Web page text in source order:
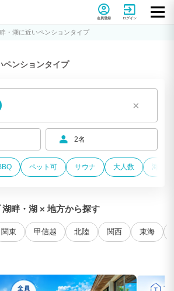
宿泊予約サイトTABILMO(タビルモ)
会員登録 ログイン
・湖に近いペンションタイプ
ペンションタイプ
×
2名
ペット可 サウナ 大人数 海が
畔・湖 × 地方から探す
関東 甲信越 北陸 関西 東海